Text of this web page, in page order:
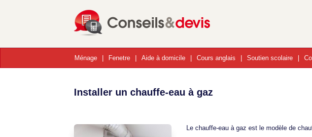
Ménage Fenetre Aide à domicile Cours anglais Soutien scolaire
Installer un chauffe-eau à gaz
Le chauffe-eau à gaz est le modèle de